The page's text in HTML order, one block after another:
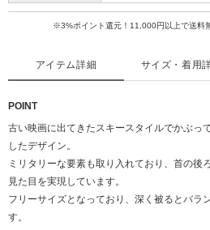
※3%ポイント還元！11,000円以上で送料
アイテム詳細
POINT
古い映画に出てきたスキースタイルでかぶっ
したデザイン。
ミリタリーな要素も取り入れており、首の後
見た目を実現しています。
フリーサイズとなっており、深く被るとバラ
す。
サイズ・着用